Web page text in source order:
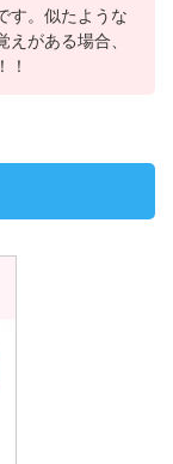
す。似たような
がある場合、
！